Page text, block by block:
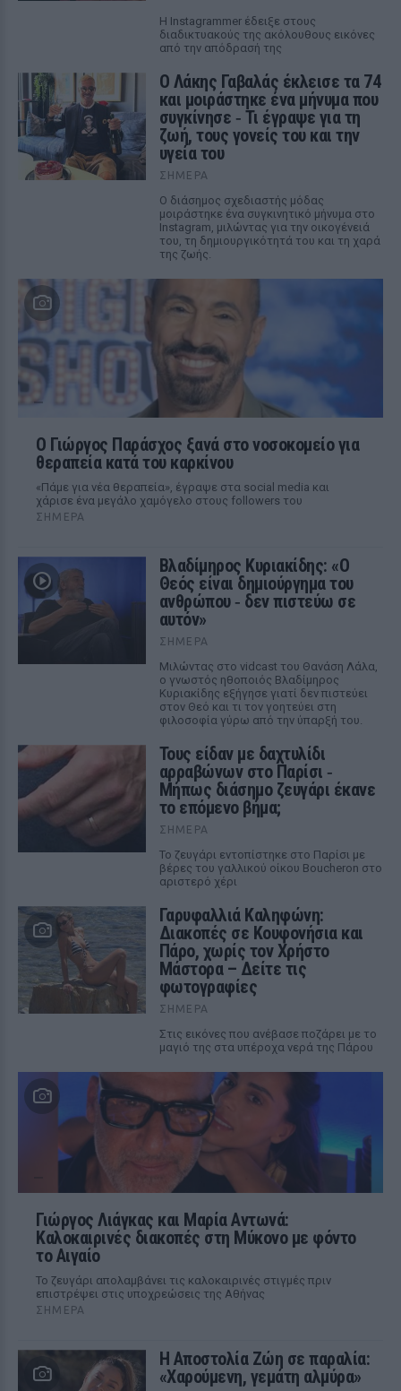
Η Instagrammer έδειξε στους
διαδικτυακούς της ακόλουθους εικόνες
από την απόδρασή της
Ο Λάκης Γαβαλάς έκλεισε τα 74
και μοιράστηκε ένα μήνυμα που
συγκίνησε ‑ Τι έγραψε για τη
ζωή, τους γονείς του και την
υγεία του
ΣΉΜΕΡΑ
Ο διάσημος σχεδιαστής μόδας
μοιράστηκε ένα συγκινητικό μήνυμα στο
Instagram, μιλώντας για την οικογένειά
του, τη δημιουργικότητά του και τη χαρά
της ζωής.
O Γιώργος Παράσχος ξανά στο νοσοκομείο για
θεραπεία κατά του καρκίνου
«Πάμε για νέα θεραπεία», έγραψε στα social media και
χάρισε ένα μεγάλο χαμόγελο στους followers του
ΣΉΜΕΡΑ
Βλαδίμηρος Κυριακίδης: «Ο
Θεός είναι δημιούργημα του
ανθρώπου ‑ δεν πιστεύω σε
αυτόν»
ΣΉΜΕΡΑ
Μιλώντας στο vidcast του Θανάση Λάλα,
ο γνωστός ηθοποιός Βλαδίμηρος
Κυριακίδης εξήγησε γιατί δεν πιστεύει
στον Θεό και τι τον γοητεύει στη
φιλοσοφία γύρω από την ύπαρξή του.
Τους είδαν με δαχτυλίδι
αρραβώνων στο Παρίσι ‑
Μήπως διάσημο ζευγάρι έκανε
το επόμενο βήμα;
ΣΉΜΕΡΑ
Το ζευγάρι εντοπίστηκε στο Παρίσι με
βέρες του γαλλικού οίκου Boucheron στο
αριστερό χέρι
Γαρυφαλλιά Καληφώνη:
Διακοπές σε Κουφονήσια και
Πάρο, χωρίς τον Χρήστο
Μάστορα – Δείτε τις
φωτογραφίες
ΣΉΜΕΡΑ
Στις εικόνες που ανέβασε ποζάρει με το
μαγιό της στα υπέροχα νερά της Πάρου
Γιώργος Λιάγκας και Μαρία Αντωνά:
Καλοκαιρινές διακοπές στη Μύκονο με φόντο
το Αιγαίο
Το ζευγάρι απολαμβάνει τις καλοκαιρινές στιγμές πριν
επιστρέψει στις υποχρεώσεις της Αθήνας
ΣΉΜΕΡΑ
Η Αποστολία Ζώη σε παραλία:
«Χαρούμενη, γεμάτη αλμύρα»